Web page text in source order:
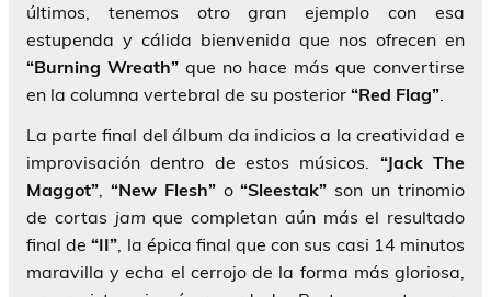
últimos, tenemos otro gran ejemplo con esa
estupenda y cálida bienvenida que nos ofrecen en
“Burning Wreath”que no hace más que convertirse
en la columna vertebral de su posterior “Red Flag”.
La parte final del álbum da indicios a la creatividad e
improvisación dentro de estos músicos. “Jack The
Maggot”, “New Flesh”o“Sleestak” son un trinomio
de cortas jam que completan aún más el resultado
final de“II”, la épica final que con sus casi 14 minutos
maravilla y echa el cerrojo de la forma más gloriosa,